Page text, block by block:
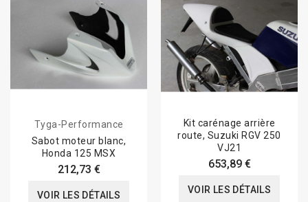
Tyga-Performance
Sabot moteur blanc,
Honda 125 MSX
212,73 €
VOIR LES DÉTAILS
Kit carénage arrière
route, Suzuki RGV 250
VJ21
653,89 €
VOIR LES DÉTAILS